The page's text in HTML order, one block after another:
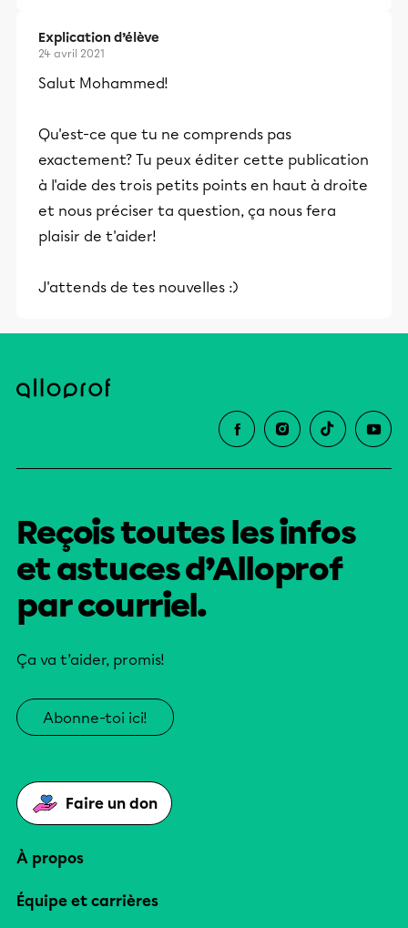
Explication d’élève
24 avril 2021
Salut Mohammed!
Qu'est-ce que tu ne comprends pas
exactement? Tu peux éditer cette publication
à l'aide des trois petits points en haut à droite
et nous préciser ta question, ça nous fera
plaisir de t'aider!
J'attends de tes nouvelles :)
Reçois toutes les infos
et astuces d’Alloprof
par courriel.
Ça va t’aider, promis!
Abonne-toi ici!
Faire un don
À propos
Équipe et carrières